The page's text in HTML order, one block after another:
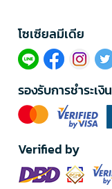
โซเซียลมีเดีย​
รองรับการชำระเงิน
Verified by